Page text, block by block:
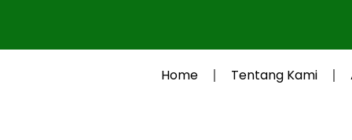
konten
Home Tentang Kami